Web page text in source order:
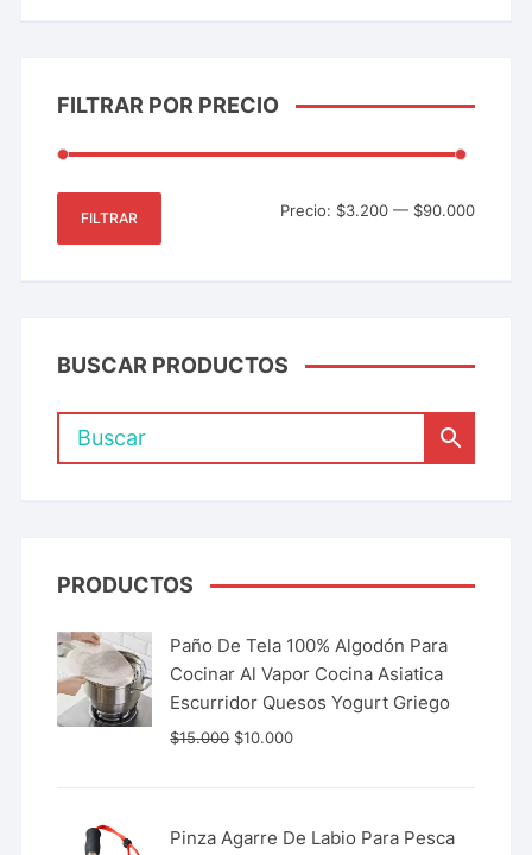
FILTRAR POR PRECIO
FILTRAR Precio: $3.200— $90.000
BUSCAR PRODUCTOS
PRODUCTOS
Paño De Tela 100% Algodón Para
Cocinar Al Vapor Cocina Asiatica
Escurridor Quesos Yogurt Griego
$15.000 $10.000
Pinza Agarre De Labio Para Pesca